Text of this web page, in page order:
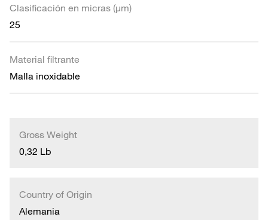
Clasificación en micras (µm)
25
Material filtrante
Malla inoxidable
Gross Weight
0,32 Lb
Country of Origin
Alemania